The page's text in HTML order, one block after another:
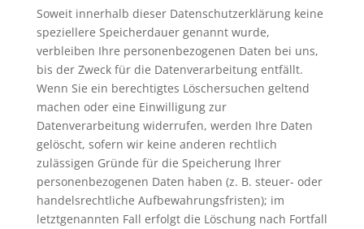
Soweit innerhalb dieser Datenschutzerklärung keine
speziellere Speicherdauer genannt wurde,
verbleiben Ihre personenbezogenen Daten bei uns,
bis der Zweck für die Datenverarbeitung entfällt.
Wenn Sie ein berechtigtes Löschersuchen geltend
machen oder eine Einwilligung zur
Datenverarbeitung widerrufen, werden Ihre Daten
gelöscht, sofern wir keine anderen rechtlich
zulässigen Gründe für die Speicherung Ihrer
personenbezogenen Daten haben (z. B. steuer- oder
handelsrechtliche Aufbewahrungsfristen); im
letztgenannten Fall erfolgt die Löschung nach Fortfall